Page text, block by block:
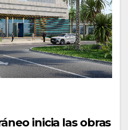
inicia las obras